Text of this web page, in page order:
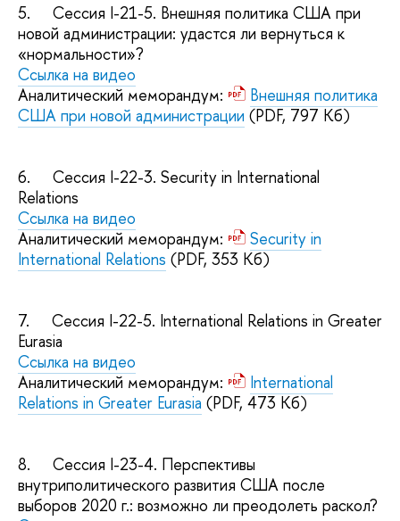
5. Сессия I-21-5. Внешняя политика США при
новой администрации: удастся ли вернуться к
«нормальности»?
Ссылка на видео
Аналитический меморандум:
Внешняя политика
США при новой администрации (PDF, 797 Кб)
6. Сессия I-22-3. Security in International
Relations
Ссылка на видео
Аналитический меморандум:
Security in
International Relations (PDF, 353 Кб)
7. Сессия I-22-5. International Relations in Greater
Eurasia
Ссылка на видео
Аналитический меморандум:
International
Relations in Greater Eurasia (PDF, 473 Кб)
8. Сессия I-23-4. Перспективы
внутриполитического развития США после
выборов 2020 г.: возможно ли преодолеть раскол?